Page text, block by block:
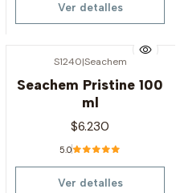
Ver detalles
S1240|Seachem
Seachem Pristine 100
ml
$6.230
5.0
Ver detalles